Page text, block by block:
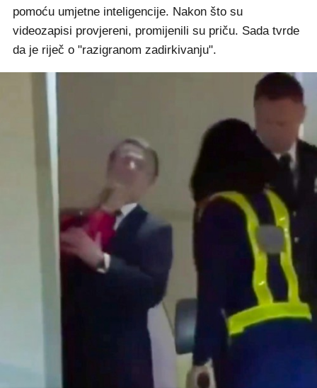
pomoću umjetne inteligencije. Nakon što su
videozapisi provjereni, promijenili su priču. Sada tvrde
da je riječ o "razigranom zadirkivanju".